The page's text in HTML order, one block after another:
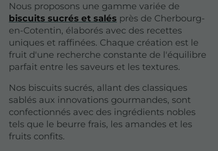
Nous proposons une gamme variée de
biscuits sucrés et salés près de Cherbourg-
en-Cotentin, élaborés avec des recettes
uniques et raffinées. Chaque création est le
fruit d'une recherche constante de l'équilibre
parfait entre les saveurs et les textures.
Nos biscuits sucrés, allant des classiques
sablés aux innovations gourmandes, sont
confectionnés avec des ingrédients nobles
tels que le beurre frais, les amandes et les
fruits confits.